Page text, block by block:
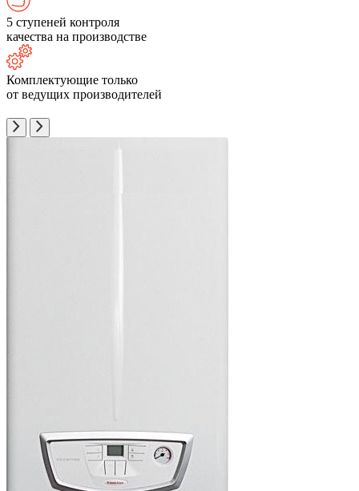
5 ступеней контроля
качества на производстве
Комплектующие только
от ведущих производителей